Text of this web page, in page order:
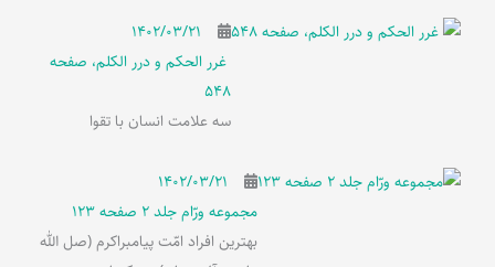
۱۴۰۲/۰۳/۲۱
غرر الحکم و درر الکلم، صفحه
548
سه علامت انسان با تقوا
۱۴۰۲/۰۳/۲۱
مجموعه ورّام جلد 2 صفحه 123
بهترین افراد امّت پیامبراکرم (صل الله